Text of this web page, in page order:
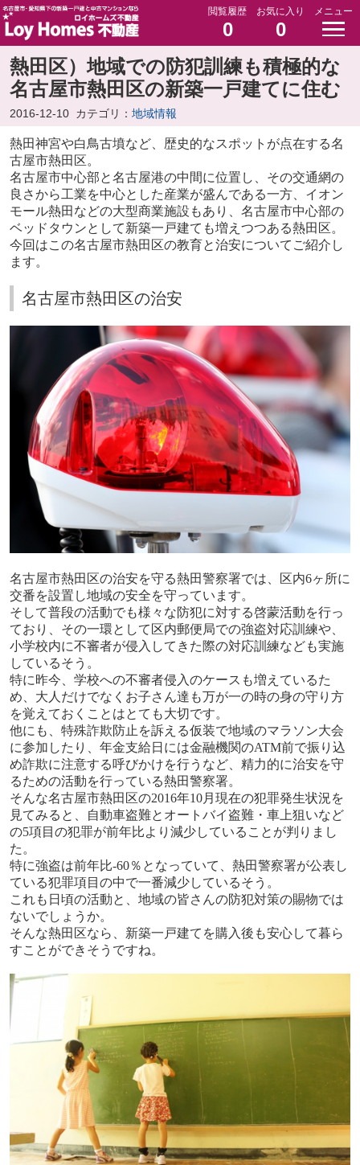
閲覧履歴
0
お気に入り
0
メニュー
熱田区）地域での防犯訓練も積極的な
名古屋市熱田区の新築一戸建てに住む
2016-12-10 カテゴリ： 地域情報
熱田神宮や白鳥古墳など、歴史的なスポットが点在する名
古屋市熱田区。
名古屋市中心部と名古屋港の中間に位置し、その交通網の
良さから工業を中心とした産業が盛んである一方、イオン
モール熱田などの大型商業施設もあり、名古屋市中心部の
ベッドタウンとして新築一戸建ても増えつつある熱田区。
今回はこの名古屋市熱田区の教育と治安についてご紹介し
ます。
名古屋市熱田区の治安
名古屋市熱田区の治安を守る熱田警察署では、区内6ヶ所に
交番を設置し地域の安全を守っています。
そして普段の活動でも様々な防犯に対する啓蒙活動を行っ
ており、その一環として区内郵便局での強盗対応訓練や、
小学校内に不審者が侵入してきた際の対応訓練なども実施
しているそう。
特に昨今、学校への不審者侵入のケースも増えているた
め、大人だけでなくお子さん達も万が一の時の身の守り方
を覚えておくことはとても大切です。
他にも、特殊詐欺防止を訴える仮装で地域のマラソン大会
に参加したり、年金支給日には金融機関のATM前で振り込
め詐欺に注意する呼びかけを行うなど、精力的に治安を守
るための活動を行っている熱田警察署。
そんな名古屋市熱田区の2016年10月現在の犯罪発生状況を
見てみると、自動車盗難とオートバイ盗難・車上狙いなど
の5項目の犯罪が前年比より減少していることが判りまし
た。
特に強盗は前年比-60％となっていて、熱田警察署が公表し
ている犯罪項目の中で一番減少しているそう。
これも日頃の活動と、地域の皆さんの防犯対策の賜物では
ないでしょうか。
そんな熱田区なら、新築一戸建てを購入後も安心して暮ら
すことができそうですね。